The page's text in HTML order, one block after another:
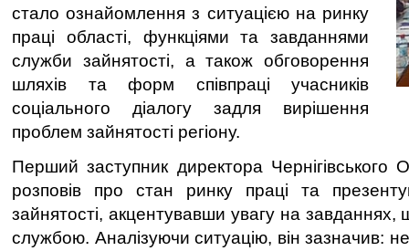
стало ознайомлення з ситуацією на ринку
праці області, функціями та завданнями
служби зайнятості, а також обговорення
шляхів та форм співпраці учасників
соціального діалогу задля вирішення
проблем зайнятості регіону.
Перший заступник директора Чернігівського
розповів про стан ринку праці та
зайнятості, акцентувавши увагу на завданнях,
службою. Аналізуючи ситуацію, він зазначив: